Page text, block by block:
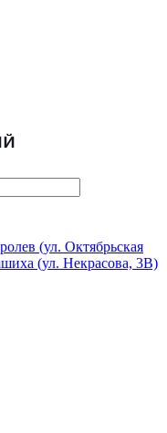
(ул. Октябрьская
(ул. Некрасова, 3В)